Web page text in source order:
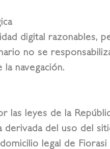
digital
no se
navegación.
las leyes de la
del uso del
legal de Fiorasi